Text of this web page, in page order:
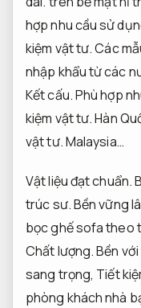
hợp nhu cầu sử
kiệm vật tư.Các
nhập khẩu từ các
Kết cấu.Phù hợp
kiệm vật tư.Hàn
vật tư.Malaysia…
Vật liệu đạt chuẩn.
trúc sư.Bền vững
bọc ghế sofa theo
Chất lượng.Bền
sang trọng, Tiết
phòng khách nhà